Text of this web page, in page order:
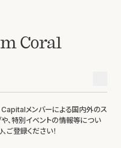
Coral
Capitalメンバーによる国内外のス
、特別イベントの情報等につい
ご登録ください！